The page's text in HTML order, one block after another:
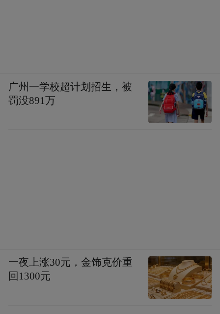
广州一学校超计划招生，被
罚没891万
一夜上涨30元，金饰克价重
回1300元